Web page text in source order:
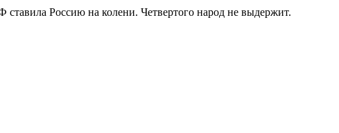
Россию на колени. Четвертого народ не выдержит.